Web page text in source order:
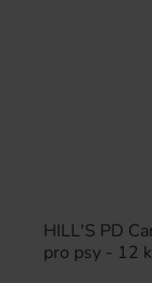
HILL'S PD
pro psy - 12